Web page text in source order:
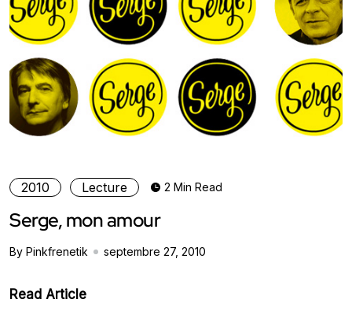
2010 Lecture 2 Min Read
Serge, mon amour
By Pinkfrenetik septembre 27, 2010
Read Article